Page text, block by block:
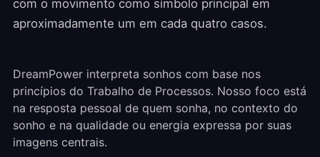
com o movimento como símbolo principal em
aproximadamente um em cada quatro casos.
DreamPower interpreta sonhos com base nos
princípios do Trabalho de Processos. Nosso foco está
na resposta pessoal de quem sonha, no contexto do
sonho e na qualidade ou energia expressa por suas
imagens centrais.